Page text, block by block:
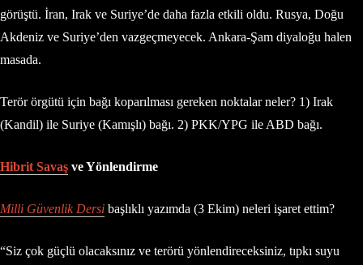
görüştü. İran, Irak ve Suriye’de daha fazla etkili oldu. Rusya, Doğu
Akdeniz ve Suriye’den vazgeçmeyecek. Ankara-Şam diyaloğu halen
masada.
Terör örgütü için bağı koparılması gereken noktalar neler? 1) Irak
(Kandil) ile Suriye (Kamışlı) bağı. 2) PKK/YPG ile ABD bağı.
Hibrit Savaş ve Yönlendirme
Milli Güvenlik Dersi başlıklı yazımda (3 Ekim) neleri işaret ettim?
“Siz çok güçlü olacaksınız ve terörü yönlendireceksiniz, tıpkı suyu